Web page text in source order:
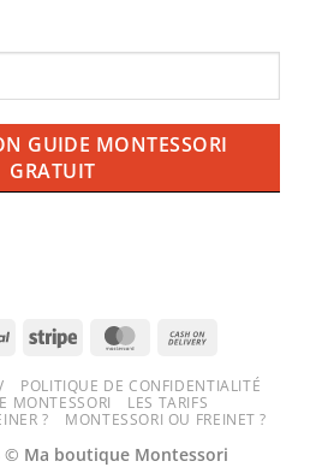
PayPal Stripe MasterCard
Delivery
POLITIQUE DE CONFIDENTIALITÉ
MONTESSORI
LES TARIFS
?
MONTESSORI OU FREINET ?
© Ma boutique Montessori